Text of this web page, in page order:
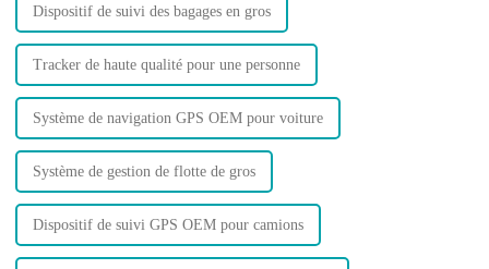
Dispositif de suivi des bagages en gros
Tracker de haute qualité pour une personne
Système de navigation GPS OEM pour voiture
Système de gestion de flotte de gros
Dispositif de suivi GPS OEM pour camions